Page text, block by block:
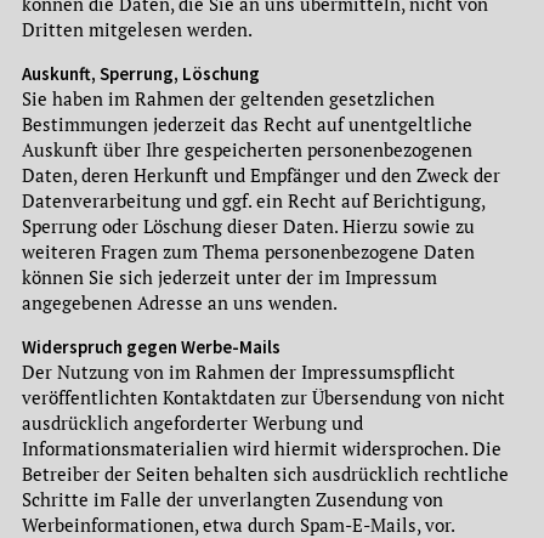
Dritten mitgelesen werden.
Auskunft, Sperrung, Löschung
Sie haben im Rahmen der geltenden gesetzlichen
Bestimmungen jederzeit das Recht auf unentgeltliche
Auskunft über Ihre gespeicherten personenbezogenen
Daten, deren Herkunft und Empfänger und den Zweck der
Datenverarbeitung und ggf. ein Recht auf Berichtigung,
Sperrung oder Löschung dieser Daten. Hierzu sowie zu
weiteren Fragen zum Thema personenbezogene Daten
können Sie sich jederzeit unter der im Impressum
angegebenen Adresse an uns wenden.
Widerspruch gegen Werbe-Mails
Der Nutzung von im Rahmen der Impressumspflicht
veröffentlichten Kontaktdaten zur Übersendung von nicht
ausdrücklich angeforderter Werbung und
Informationsmaterialien wird hiermit widersprochen. Die
Betreiber der Seiten behalten sich ausdrücklich rechtliche
Schritte im Falle der unverlangten Zusendung von
Werbeinformationen, etwa durch Spam-E-Mails, vor.